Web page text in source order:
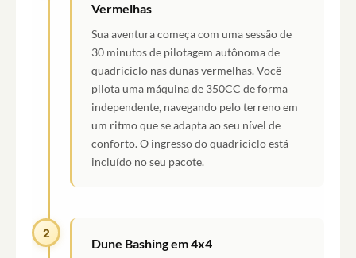
Vermelhas
Sua aventura começa com uma sessão de
30 minutos de pilotagem autônoma de
quadriciclo nas dunas vermelhas. Você
pilota uma máquina de 350CC de forma
independente, navegando pelo terreno em
um ritmo que se adapta ao seu nível de
conforto. O ingresso do quadriciclo está
incluído no seu pacote.
2
Dune Bashing em 4x4